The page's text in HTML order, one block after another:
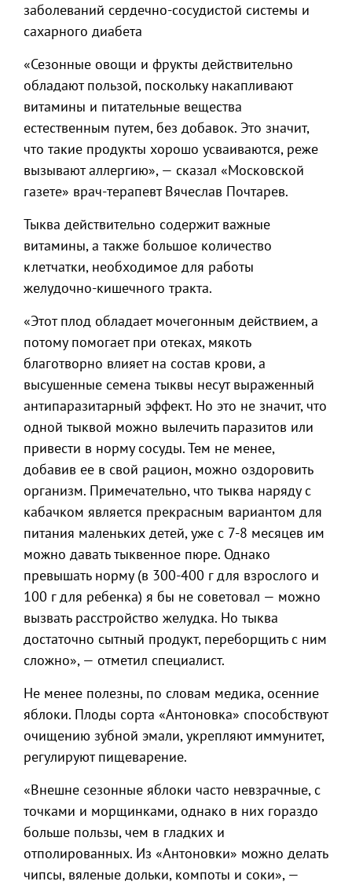
заболеваний сердечно-сосудистой системы и
сахарного диабета
«Сезонные овощи и фрукты действительно
обладают пользой, поскольку накапливают
витамины и питательные вещества
естественным путем, без добавок. Это значит,
что такие продукты хорошо усваиваются, реже
вызывают аллергию», — сказал «Московской
газете» врач-терапевт Вячеслав Почтарев.
Тыква действительно содержит важные
витамины, а также большое количество
клетчатки, необходимое для работы
желудочно-кишечного тракта.
«Этот плод обладает мочегонным действием, а
потому помогает при отеках, мякоть
благотворно влияет на состав крови, а
высушенные семена тыквы несут выраженный
антипаразитарный эффект. Но это не значит, что
одной тыквой можно вылечить паразитов или
привести в норму сосуды. Тем не менее,
добавив ее в свой рацион, можно оздоровить
организм. Примечательно, что тыква наряду с
кабачком является прекрасным вариантом для
питания маленьких детей, уже с 7-8 месяцев им
можно давать тыквенное пюре. Однако
превышать норму (в 300-400 г для взрослого и
100 г для ребенка) я бы не советовал — можно
вызвать расстройство желудка. Но тыква
достаточно сытный продукт, переборщить с ним
сложно», — отметил специалист.
Не менее полезны, по словам медика, осенние
яблоки. Плоды сорта «Антоновка» способствуют
очищению зубной эмали, укрепляют иммунитет,
регулируют пищеварение.
«Внешне сезонные яблоки часто невзрачные, с
точками и морщинками, однако в них гораздо
больше пользы, чем в гладких и
отполированных. Из «Антоновки» можно делать
чипсы, вяленые дольки, компоты и соки», —